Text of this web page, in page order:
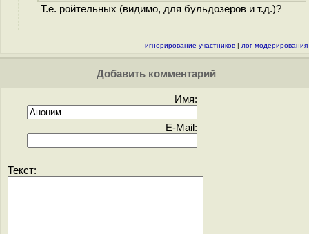
Т.е. ройтельных (видимо, для бульдозеров и т.д.)?
игнорирование участников | лог модерирования
Добавить комментарий
Имя:
E-Mail:
Текст: